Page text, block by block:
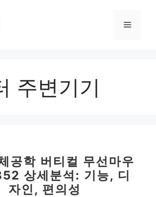
메
주변기기
공학 버티컬 무선마우
상세분석: 기능, 디
자인, 편의성